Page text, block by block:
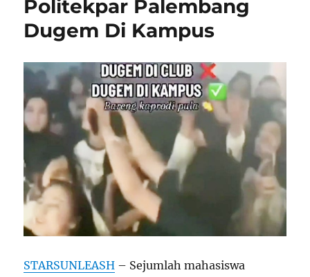
Politekpar Palembang
Dugem Di Kampus
STARSUNLEASH – Sejumlah mahasiswa